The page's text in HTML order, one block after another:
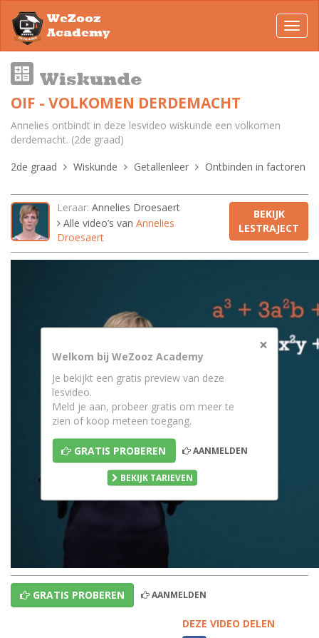
WeZooz
Academy
Wiskunde
OIF - VOLKOMEN DERDEMACHT
Annelies ontbindt in deze lesvideo wiskunde een volkomen
derdemacht. (2de graad)
2de graad
Wiskunde Getallenleer Ontbinden in factoren
Leraar: Annelies Droesaert
Alle video’s van Annelies
Droesaert
BEKIJK
LESTRAJECT
×
Welkom bij WeZooz Academy
Je bekijkt een gratis preview van deze
lesvideo.
Meld je aan, probeer gratis om meer te
zien of koop meteen toegang.
GRATIS PROBEREN AANMELDEN
BEKIJK TARIEVEN
GRATIS PROBEREN AANMELDEN
DEZE VIDEO DELEN